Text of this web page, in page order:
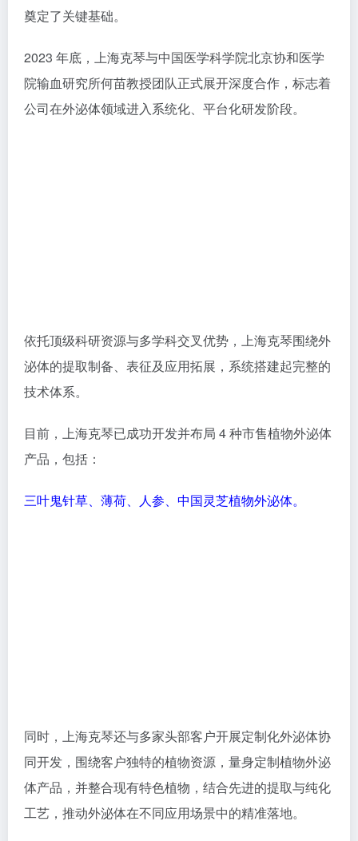
奠定了关键基础。
2023 年底，上海克琴与中国医学科学院北京协和医学
院输血研究所何苗教授团队正式展开深度合作，标志着
公司在外泌体领域进入系统化、平台化研发阶段。
依托顶级科研资源与多学科交叉优势，上海克琴围绕外
泌体的提取制备、表征及应用拓展，系统搭建起完整的
技术体系。
目前，上海克琴已成功开发并布局 4 种市售植物外泌体
产品，包括：
三叶鬼针草、薄荷、人参、中国灵芝植物外泌体。
同时，上海克琴还与多家头部客户开展定制化外泌体协
同开发，围绕客户独特的植物资源，量身定制植物外泌
体产品，并整合现有特色植物，结合先进的提取与纯化
工艺，推动外泌体在不同应用场景中的精准落地。